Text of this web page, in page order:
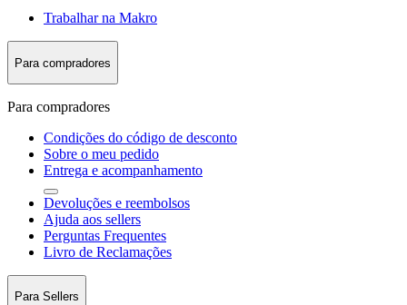
Trabalhar na Makro
Para compradores
Para compradores
Condições do código de desconto
Sobre o meu pedido
Entrega e acompanhamento
Devoluções e reembolsos
Ajuda aos sellers
Perguntas Frequentes
Livro de Reclamações
Para Sellers